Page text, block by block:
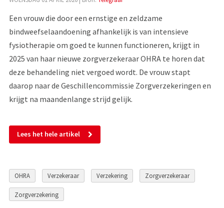
Een vrouw die door een ernstige en zeldzame
bindweefselaandoening afhankelijk is van intensieve
fysiotherapie om goed te kunnen functioneren, krijgt in
2025 van haar nieuwe zorgverzekeraar OHRA te horen dat
deze behandeling niet vergoed wordt. De vrouw stapt
daarop naar de Geschillencommissie Zorgverzekeringen en
krijgt na maandenlange strijd gelijk.
Lees het hele artikel
OHRA Verzekeraar Verzekering Zorgverzekeraar
Zorgverzekering